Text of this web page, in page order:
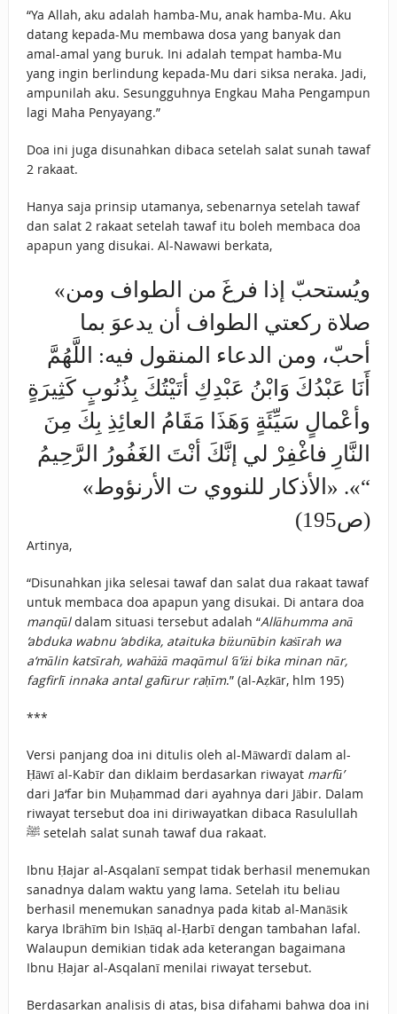
“Ya Allah, aku adalah hamba-Mu, anak hamba-Mu. Aku
datang kepada-Mu membawa dosa yang banyak dan
amal-amal yang buruk. Ini adalah tempat hamba-Mu
yang ingin berlindung kepada-Mu dari siksa neraka. Jadi,
ampunilah aku. Sesungguhnya Engkau Maha Pengampun
lagi Maha Penyayang.”
Doa ini juga disunahkan dibaca setelah salat sunah tawaf
2 rakaat.
Hanya saja prinsip utamanya, sebenarnya setelah tawaf
dan salat 2 rakaat setelah tawaf itu boleh membaca doa
apapun yang disukai. Al-Nawawi berkata,
«ويُستحبّ إذا فرغَ من الطواف ومن
صلاة ركعتي الطواف أن يدعوَ بما
أحبّ، ومن الدعاء المنقول فيه: اللَّهُمَّ
أَنَا عَبْدُكَ وَابْنُ عَبْدِكِ أتَيْتُكَ بِذُنُوبٍ كَثِيرَةٍ
وأعْمالٍ سَيِّئَةٍ ‌وَهَذَا ‌مَقَامُ ‌العائِذِ ‌بِكَ ‌مِنَ
‌النَّارِ فاغْفِرْ لي إنَّكَ أنْتَ الغَفُورُ الرَّحِيمُ
“». «الأذكار للنووي ت الأرنؤوط»
(ص195)
Artinya,
“Disunahkan jika selesai tawaf dan salat dua rakaat tawaf
untuk membaca doa apapun yang disukai. Di antara doa
manqūldalam situasi tersebut adalah “Allāhumma anā
‘abduka wabnu ‘abdika, ataituka biżunūbin kaṡīrah wa
a‘mālin katsīrah, wahāżā maqāmul ‘ā’iżi bika minan nār,
fagfirlī innaka antal gafūrur raḥīm.” (al-Aẓkār, hlm 195)
***
Versi panjang doa ini ditulis oleh al-Māwardī dalam al-
Ḥāwī al-Kabīr dan diklaim berdasarkan riwayat marfū’
dari Ja‘far bin Muḥammad dari ayahnya dari Jābir. Dalam
riwayat tersebut doa ini diriwayatkan dibaca Rasulullah
ﷺ setelah salat sunah tawaf dua rakaat.
Ibnu Ḥajar al-Asqalanī sempat tidak berhasil menemukan
sanadnya dalam waktu yang lama. Setelah itu beliau
berhasil menemukan sanadnya pada kitab al-Manāsik
karya Ibrāhīm bin Isḥāq al-Ḥarbī dengan tambahan lafal.
Walaupun demikian tidak ada keterangan bagaimana
Ibnu Ḥajar al-Asqalanī menilai riwayat tersebut.
Berdasarkan analisis di atas, bisa difahami bahwa doa ini